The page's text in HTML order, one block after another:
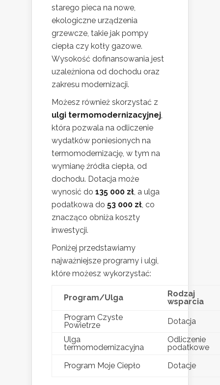
starego pieca na nowe,
ekologiczne urządzenia
grzewcze, takie jak pompy
ciepła czy kotły gazowe.
Wysokość dofinansowania jest
uzależniona od dochodu oraz
zakresu modernizacji.
Możesz również skorzystać z
ulgi termomodernizacyjnej
która pozwala na odliczenie
wydatków poniesionych na
termomodernizację, w tym na
wymianę źródła ciepła, od
dochodu. Dotacja może
wynosić do 135 000 zł , a ulga
podatkowa do 53 000 zł , co
znacząco obniża koszty
inwestycji.
Poniżej przedstawiamy
najważniejsze programy i ulgi,
które możesz wykorzystać:
Program/Ulga
Rodzaj
wsparcia
Program Czyste
Powietrze
Dotacja
Ulga
termomodernizacyjna
Odliczenie
podatkowe
Program Moje Ciepło
Dotacje